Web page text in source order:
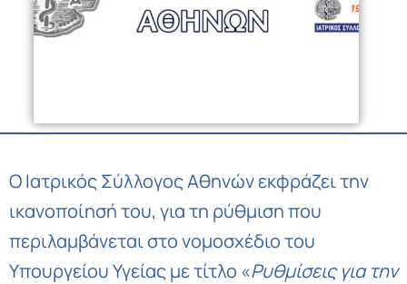
Ο Ιατρικός Σύλλογος Αθηνών εκφράζει την
ικανοποίησή του, για τη ρύθμιση που
περιλαμβάνεται στο νομοσχέδιο του
Υπουργείου Υγείας με τίτλο «Ρυθμίσεις για την